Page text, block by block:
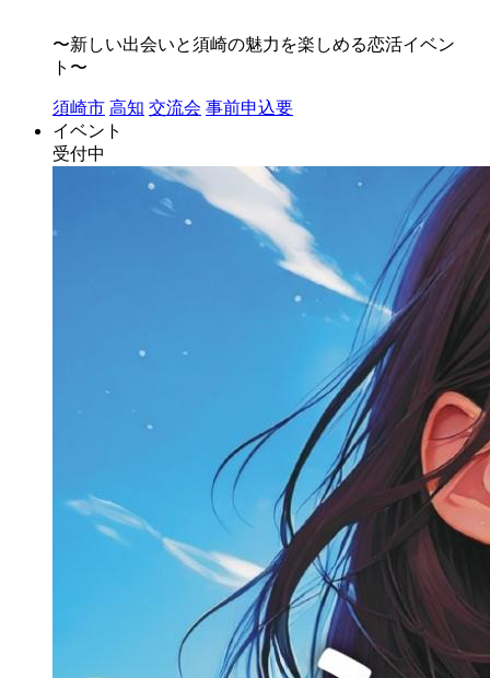
〜新しい出会いと須崎の魅力を楽しめる恋活イベン
ト〜
須崎市 高知 交流会 事前申込要
イベント
受付中